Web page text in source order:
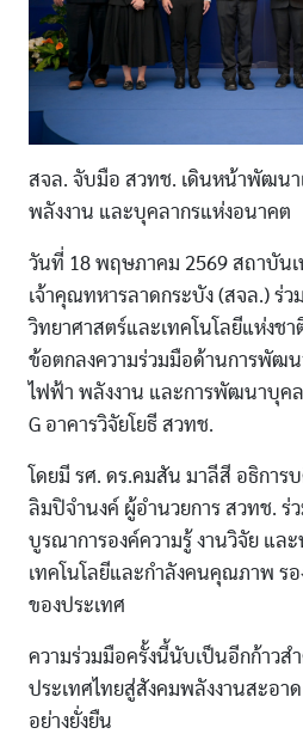
สจล. จับมือ สวทช. เดินหน้าพัฒนา
พลังงาน และบุคลากรแห่งอนาคต
วันที่ 18 พฤษภาคม 2569 สถาบันเ
เจ้าคุณทหารลาดกระบัง (สจล.) ร่
วิทยาศาสตร์และเทคโนโลยีแห่งช
ข้อตกลงความร่วมมือด้านการพัฒน
ไฟฟ้า พลังงาน และการพัฒนาบุค
G อาคารวิจัยโยธี สวทช.
โดยมี รศ. ดร.คมสัน มาลีสี อธิการ
ลิมปิจำนงค์ ผู้อำนวยการ สวทช. ร่
บูรณาการองค์ความรู้ งานวิจัย แล
เทคโนโลยีและกำลังคนคุณภาพ ร
ของประเทศ
ความร่วมมือครั้งนี้นับเป็นอีกก้าวส
ประเทศไทยสู่สังคมพลังงานสะอา
อย่างยั่งยืน